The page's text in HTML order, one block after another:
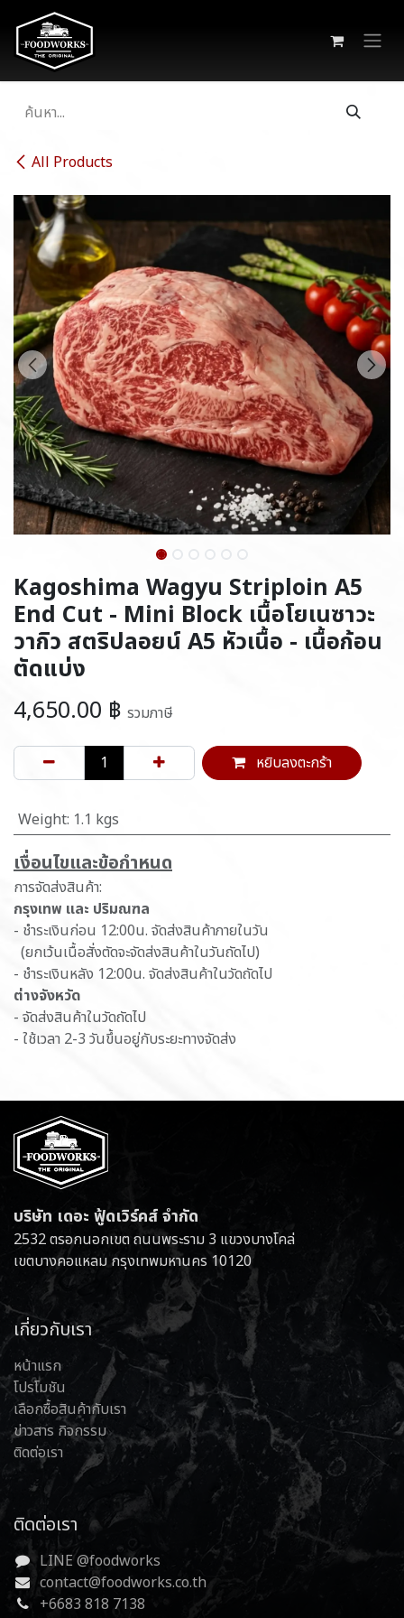
Skip to Content
All Products
Kagoshima Wagyu Striploin A5
End Cut - Mini Block เนื้อโยเนซาวะ
วากิว สตริปลอยน์ A5 หัวเนื้อ - เนื้อก้อน
ตัดแบ่ง
4,650.00 ฿ รวมภาษี
หยิบลงตะกร้า
Weight: 1.1 kgs
เ​งื่อนไขและข้อกำหนด
การจัดส่งสินค้า:
กรุงเทพ และ ปริมณฑล
- ชำระเงินก่อน 12:00น. จัดส่งสินค้าภายในวัน
(ยกเว้นเนื้อสั่งตัดจะจัดส่งสินค้าในวันถัดไป)
- ชำระเงินหลัง 12:00น. จัดส่งสินค้าในวัดถัดไป
ต่างจังหวัด
- จัดส่งสินค้าในวัดถัดไป
- ใช้เวลา 2-3 วันขึ้นอยู่กับระยะทางจัดส่ง
บริษัท เดอะ ฟู้ดเวิร์คส์ จำกัด
2532 ตรอกนอกเขต ถนนพระราม 3 แขวงบางโคล่
เขตบางคอแหลม กรุงเทพมหานคร 10120
เกี่ยวกับเรา
หน้าแรก
โปรโมชัน
เลือกซื้อสินค้ากับเรา
ข่าวสาร กิจกรรม
ติดต่อเรา
ติดต่อเรา
LINE @foodworks
contact@foodworks.co.th
+6683 818 7138